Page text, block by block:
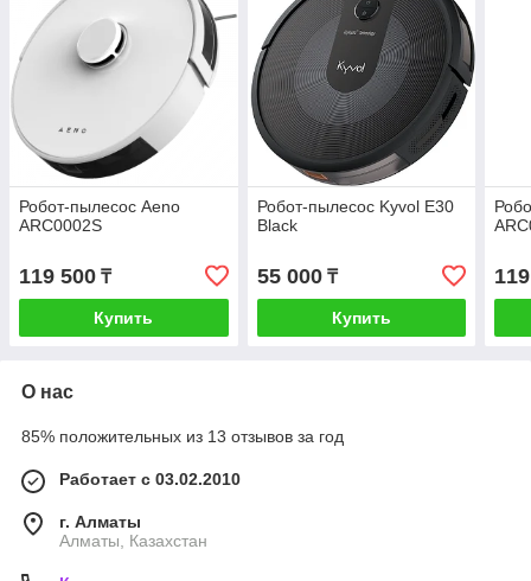
Робот-пылесос Aeno
ARC0002S
119 500 ₸
Купить
Робот-пылесос Kyvol E30
Black
55 000₸
Купить
О нас
85% положительных из 13 отзывов за год
Работает с 03.02.2010
г. Алматы
Алматы, Казахстан